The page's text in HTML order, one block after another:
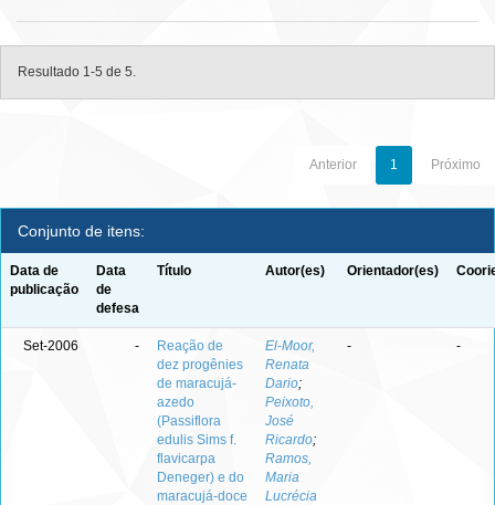
Resultado 1-5 de 5.
Anterior 1 Próximo
Conjunto de itens:
Data de
publicação
Data
de
defesa
Título Autor(es) Orientador(es)
Set-2006 -
Reação de
dez progênies
de maracujá-
azedo
(Passiflora
edulis Sims f.
flavicarpa
Deneger) e do
maracujá-doce
El-Moor,
Renata
Dario;
Peixoto,
José
Ricardo;
Ramos,
Maria
Lucrécia
- -